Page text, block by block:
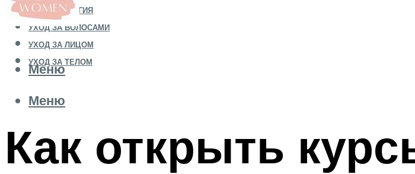
КОСМЕТОЛОГИЯ
УХОД ЗА ВОЛОСАМИ
УХОД ЗА ЛИЦОМ
УХОД ЗА ТЕЛОМ
Меню
Меню
Как открыть